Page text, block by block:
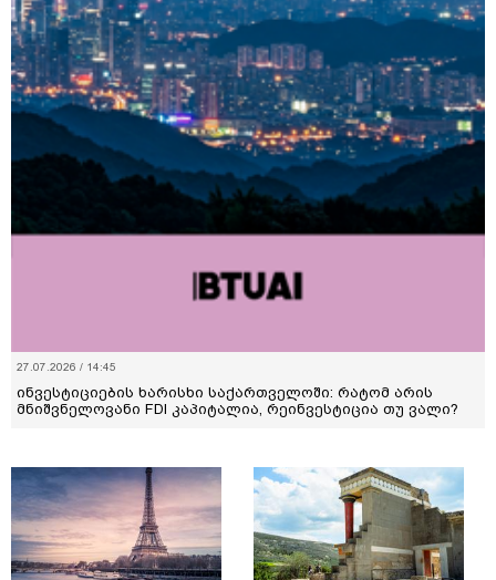
27.07.2026 / 14:45
ინვესტიციების ხარისხი საქართველოში: რატომ არის
მნიშვნელოვანი FDI კაპიტალია, რეინვესტიცია თუ ვალი?